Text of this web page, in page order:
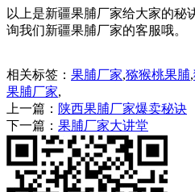
以上是新疆果脯厂家给大家的秘
询我们新疆果脯厂家的客服哦。
相关标签： 果脯厂家,猕猴桃果脯,
果脯厂家,
上一篇： 陕西果脯厂家爆卖秘诀
下一篇： 果脯厂家大讲堂